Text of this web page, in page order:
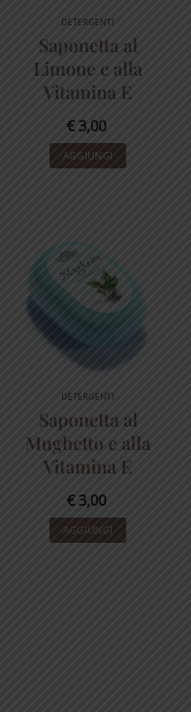
DETERGENTI
Saponetta al
Limone e alla
Vitamina E
€3,00
AGGIUNGI
DETERGENTI
Saponetta al
Mughetto e alla
Vitamina E
€3,00
AGGIUNGI